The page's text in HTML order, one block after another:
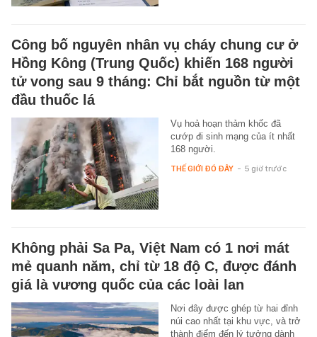
Công bố nguyên nhân vụ cháy chung cư ở
Hồng Kông (Trung Quốc) khiến 168 người
tử vong sau 9 tháng: Chỉ bắt nguồn từ một
đầu thuốc lá
Vụ hoả hoạn thảm khốc đã
cướp đi sinh mạng của ít nhất
168 người.
THẾ GIỚI ĐÓ ĐÂY - 5 giờ trước
Không phải Sa Pa, Việt Nam có 1 nơi mát
mẻ quanh năm, chỉ từ 18 độ C, được đánh
giá là vương quốc của các loài lan
Nơi đây được ghép từ hai đỉnh
núi cao nhất tại khu vực, và trở
thành điểm đến lý tưởng dành